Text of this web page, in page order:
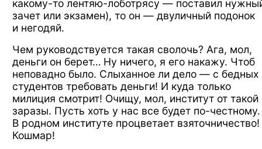
какому-то лентяю-лоботрясу — поставил
зачет или экзамен), то он — двуличный подонок
и негодяй.
Чем руководствуется такая сволочь? Ага, мол,
деньги он берет… Ну ничего, я его накажу. Чтоб
неповадно было. Слыханное ли дело — с бедных
студентов требовать деньги! И куда только
милиция смотрит! Очищу, мол, институт от такой
заразы. Пусть хоть у нас все будет по-честному.
В родном институте процветает взяточничество!
Кошмар!